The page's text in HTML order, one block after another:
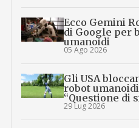
Ecco Gemini
di Google per
umanoidi
05 Ago 2026
Gli USA
robot
“Questione di
29 Lug 2026